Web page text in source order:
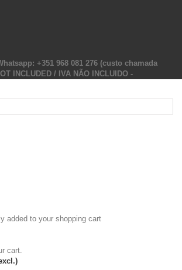
+351 968 081 276 (custo chamada
INCLUDED / IVA NÃO INCLUIDO -
added to your shopping cart
cart.